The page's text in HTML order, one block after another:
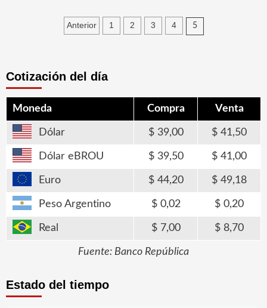
Paginación
Anterior 1 2 3 4 5
Cotización del día
Moneda Compra Venta
Dólar 39,00 41,50
Dólar eBROU 39,50 41,00
Euro 44,20 49,18
Peso Argentino 0,02 0,20
Real 7,00 8,70
Fuente: Banco República
Estado del tiempo